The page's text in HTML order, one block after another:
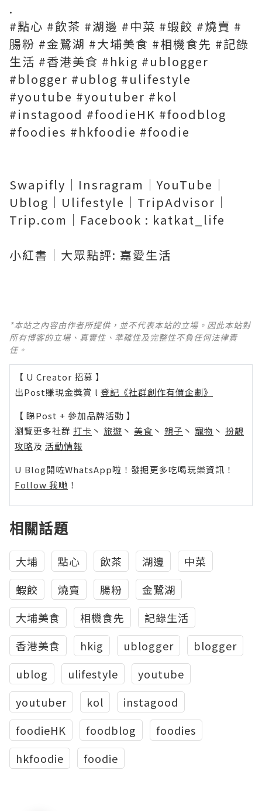
.
#點心 #飲茶 #湖邊 #中菜 #蝦餃 #燒賣 #
腸粉 #金鷺湖 #大埔美食 #相機食先 #記錄
生活 #香港美食 #hkig #ublogger
#blogger #ublog #ulifestyle
#youtube #youtuber #kol
#instagood #foodieHK #foodblog
#foodies #hkfoodie #foodie
Swapifly｜Insragram｜YouTube｜
Ublog｜Ulifestyle｜TripAdvisor｜
Trip.com｜Facebook : katkat_life
小紅書｜大眾點評: 嘉愛生活
*本站之內容由作者所提供，並不代表本站的立場。因此本站對
所有博客的立場、真實性、準確性及完整性不負任何法律責
任。
【 U Creator 招募 】
出Post賺現金獎賞 l 登記《社群創作有價企劃》
【 睇Post + 參加品牌活動 】
瀏覽更多社群 打卡 丶 旅遊 丶 美食 丶 親子 丶 寵物 丶 扮靚
攻略及 活動情報
U Blog開咗WhatsApp啦！發掘更多吃喝玩樂資訊！
Follow 我哋 ！
相關話題
大埔 點心 飲茶 湖邊
中菜
蝦餃
燒賣 腸粉
金鷺湖
大埔美食
相機食先
記錄生活
香港美食
hkig ublogger
blogger
ublog
ulifestyle
youtube
youtuber
kol
instagood
foodieHK
foodblog
foodies
hkfoodie
foodie